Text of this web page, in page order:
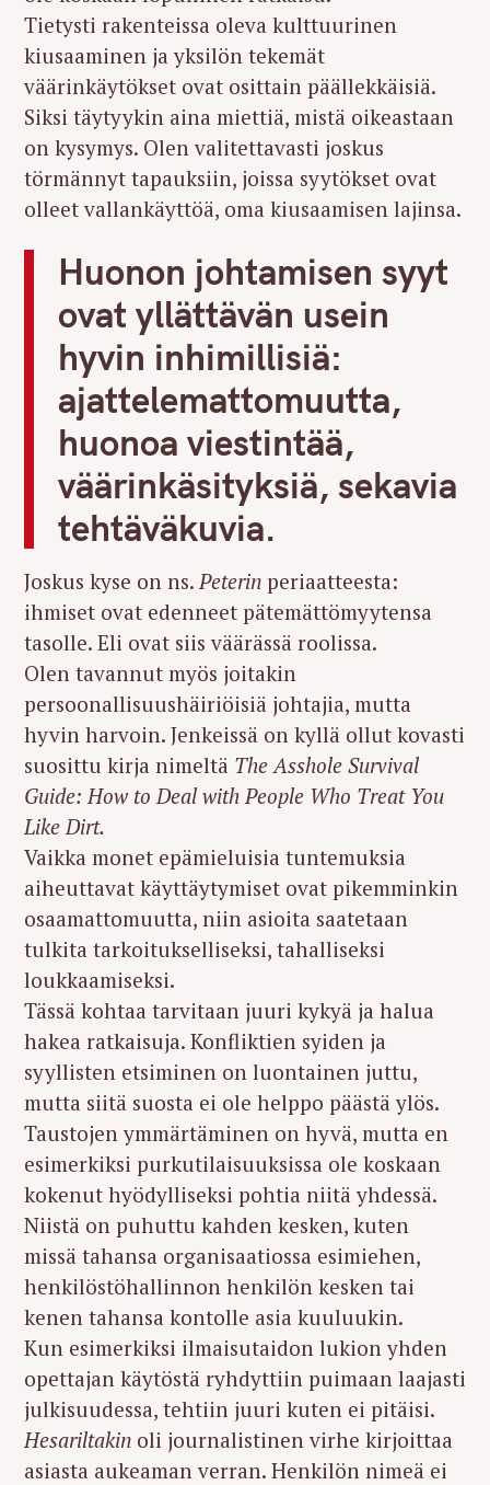
Tietysti rakenteissa oleva kulttuurinen
kiusaaminen ja yksilön tekemät
väärinkäytökset ovat osittain päällekkäisiä.
Siksi täytyykin aina miettiä, mistä oikeastaan
on kysymys. Olen valitettavasti joskus
törmännyt tapauksiin, joissa syytökset ovat
olleet vallankäyttöä, oma kiusaamisen lajinsa.
Huonon johtamisen syyt
ovat yllättävän usein
hyvin inhimillisiä:
ajattelemattomuutta,
huonoa viestintää,
väärinkäsityksiä, sekavia
tehtäväkuvia.
Joskus kyse on ns. Peterin periaatteesta:
ihmiset ovat edenneet pätemättömyytensa
tasolle. Eli ovat siis väärässä roolissa.
Olen tavannut myös joitakin
persoonallisuushäiriöisiä johtajia, mutta
hyvin harvoin. Jenkeissä on kyllä ollut kovasti
suosittu kirja nimeltä The Asshole Survival
Guide: How to Deal with People Who Treat You
Like Dirt.
Vaikka monet epämieluisia tuntemuksia
aiheuttavat käyttäytymiset ovat pikemminkin
osaamattomuutta, niin asioita saatetaan
tulkita tarkoitukselliseksi, tahalliseksi
loukkaamiseksi.
Tässä kohtaa tarvitaan juuri kykyä ja halua
hakea ratkaisuja. Konfliktien syiden ja
syyllisten etsiminen on luontainen juttu,
mutta siitä suosta ei ole helppo päästä ylös.
Taustojen ymmärtäminen on hyvä, mutta en
esimerkiksi purkutilaisuuksissa ole koskaan
kokenut hyödylliseksi pohtia niitä yhdessä.
Niistä on puhuttu kahden kesken, kuten
missä tahansa organisaatiossa esimiehen,
henkilöstöhallinnon henkilön kesken tai
kenen tahansa kontolle asia kuuluukin.
Kun esimerkiksi ilmaisutaidon lukion yhden
opettajan käytöstä ryhdyttiin puimaan laajasti
julkisuudessa, tehtiin juuri kuten ei pitäisi.
Hesariltakin oli journalistinen virhe kirjoittaa
asiasta aukeaman verran. Henkilön nimeä ei